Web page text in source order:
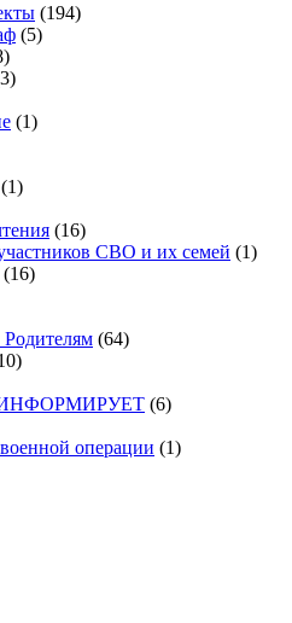
(194)
(5)
(1)
(1)
(16)
СВО и их семей (1)
(16)
(64)
(6)
операции (1)